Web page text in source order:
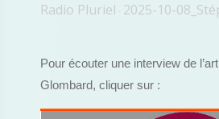
Radio Pluriel · 2025-10-
Pour écouter une interview de
Glombard, cliquer sur :